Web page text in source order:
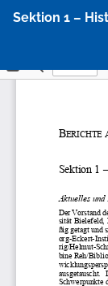
Artikeldetails
Sektion 1 –